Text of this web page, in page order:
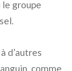
groupe
d’autres
comme